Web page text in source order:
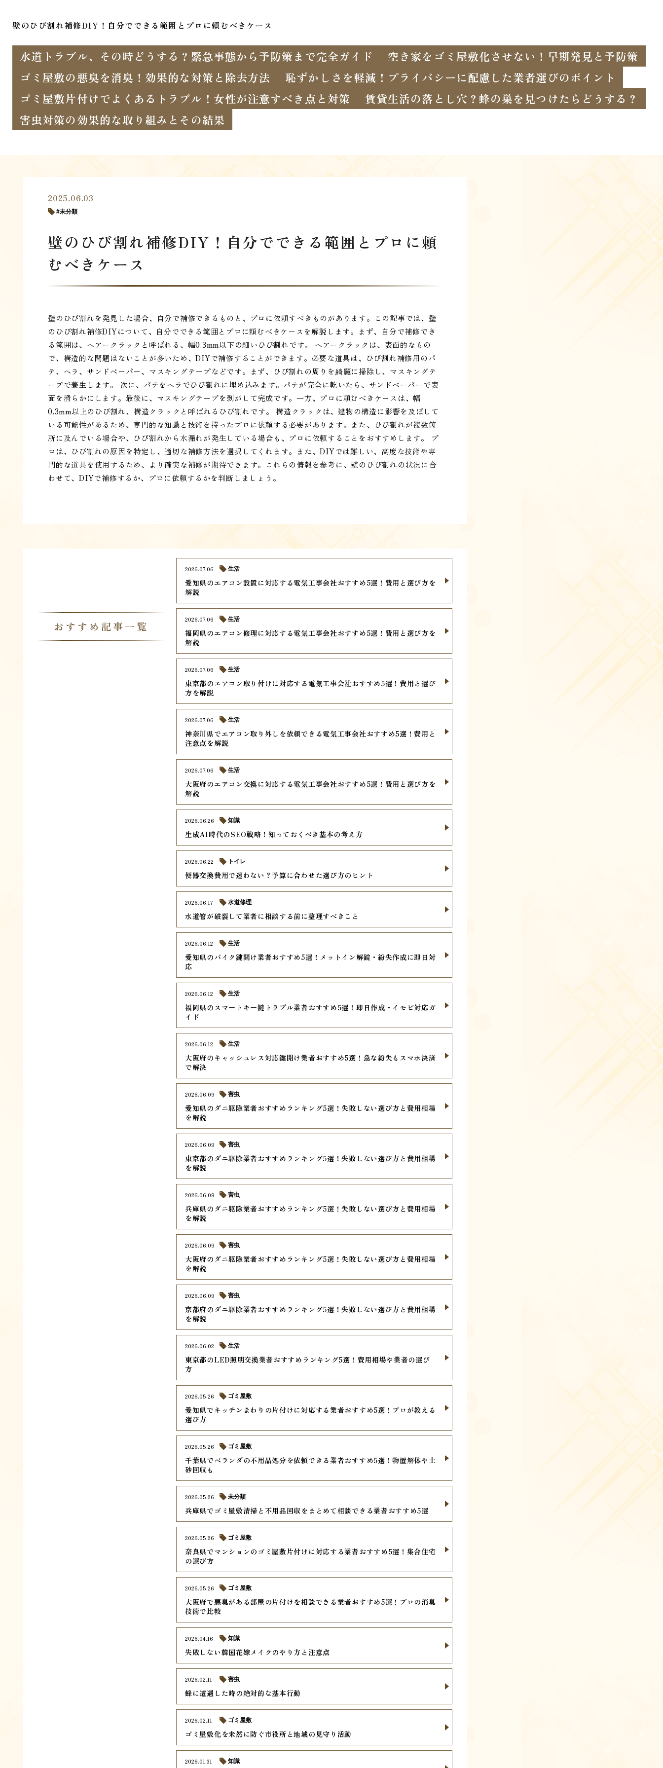
壁のひび割れ補修DIY！自分でできる範囲とプロに頼むべきケース
水道トラブル、その時どうする？緊急事態から予防策まで完全ガイド
空き家をゴミ屋敷化させない！早期発見と予防策
ゴミ屋敷の悪臭を消臭！効果的な対策と除去方法
恥ずかしさを軽減！プライバシーに配慮した業者選びのポイント
ゴミ屋敷片付けでよくあるトラブル！女性が注意すべき点と対策
賃貸生活の落とし穴？蜂の巣を見つけたらどうする？
害虫対策の効果的な取り組みとその結果
2025.06.03
未分類
壁のひび割れ補修DIY！自分でできる範囲とプロに頼
むべきケース
壁のひび割れを発見した場合、自分で補修できるものと、プロに依頼すべきものがあります。この記事では、壁
のひび割れ補修DIYについて、自分でできる範囲とプロに頼むべきケースを解説します。まず、自分で補修でき
る範囲は、ヘアークラックと呼ばれる、幅0.3mm以下の細いひび割れです。 ヘアークラックは、表面的なもの
で、構造的な問題はないことが多いため、DIYで補修することができます。必要な道具は、ひび割れ補修用のパ
テ、ヘラ、サンドペーパー、マスキングテープなどです。まず、ひび割れの周りを綺麗に掃除し、マスキングテ
ープで養生します。 次に、パテをヘラでひび割れに埋め込みます。パテが完全に乾いたら、サンドペーパーで表
面を滑らかにします。最後に、マスキングテープを剥がして完成です。一方、プロに頼むべきケースは、幅
0.3mm以上のひび割れ、構造クラックと呼ばれるひび割れです。 構造クラックは、建物の構造に影響を及ぼして
いる可能性があるため、専門的な知識と技術を持ったプロに依頼する必要があります。また、ひび割れが複数箇
所に及んでいる場合や、ひび割れから水漏れが発生している場合も、プロに依頼することをおすすめします。 プ
ロは、ひび割れの原因を特定し、適切な補修方法を選択してくれます。また、DIYでは難しい、高度な技術や専
門的な道具を使用するため、より確実な補修が期待できます。これらの情報を参考に、壁のひび割れの状況に合
わせて、DIYで補修するか、プロに依頼するかを判断しましょう。
おすすめ記事一覧
愛知県のエアコン設置に対応する電気工事会社おすすめ5選！費用と選び方を
解説
2026.07.06 生活
福岡県のエアコン修理に対応する電気工事会社おすすめ5選！費用と選び方を
解説
2026.07.06 生活
東京都のエアコン取り付けに対応する電気工事会社おすすめ5選！費用と選び
方を解説
2026.07.06 生活
神奈川県でエアコン取り外しを依頼できる電気工事会社おすすめ5選！費用と
注意点を解説
2026.07.06 生活
大阪府のエアコン交換に対応する電気工事会社おすすめ5選！費用と選び方を
解説
2026.07.06 生活
生成AI時代のSEO戦略！知っておくべき基本の考え方
2026.06.26 知識
便器交換費用で迷わない？予算に合わせた選び方のヒント
2026.06.22 トイレ
水道管が破裂して業者に相談する前に整理すべきこと
2026.06.17 水道修理
愛知県のバイク鍵開け業者おすすめ5選！メットイン解錠・紛失作成に即日対
応
2026.06.12 生活
福岡県のスマートキー鍵トラブル業者おすすめ5選！即日作成・イモビ対応ガ
イド
2026.06.12 生活
大阪府のキャッシュレス対応鍵開け業者おすすめ5選！急な紛失もスマホ決済
で解決
2026.06.12 生活
愛知県のダニ駆除業者おすすめランキング5選！失敗しない選び方と費用相場
を解説
2026.06.09 害虫
東京都のダニ駆除業者おすすめランキング5選！失敗しない選び方と費用相場
を解説
2026.06.09 害虫
兵庫県のダニ駆除業者おすすめランキング5選！失敗しない選び方と費用相場
を解説
2026.06.09 害虫
大阪府のダニ駆除業者おすすめランキング5選！失敗しない選び方と費用相場
を解説
2026.06.09 害虫
京都府のダニ駆除業者おすすめランキング5選！失敗しない選び方と費用相場
を解説
2026.06.09 害虫
東京都のLED照明交換業者おすすめランキング5選！費用相場や業者の選び
方
2026.06.02 生活
愛知県でキッチンまわりの片付けに対応する業者おすすめ5選！プロが教える
選び方
2026.05.26 ゴミ屋敷
千葉県でベランダの不用品処分を依頼できる業者おすすめ5選！物置解体や土
砂回収も
2026.05.26 ゴミ屋敷
兵庫県でゴミ屋敷清掃と不用品回収をまとめて相談できる業者おすすめ5選
2026.05.26 未分類
奈良県でマンションのゴミ屋敷片付けに対応する業者おすすめ5選！集合住宅
の選び方
2026.05.26 ゴミ屋敷
大阪府で悪臭がある部屋の片付けを相談できる業者おすすめ5選！プロの消臭
技術で比較
2026.05.26 ゴミ屋敷
失敗しない韓国花嫁メイクのやり方と注意点
2026.04.16 知識
蜂に遭遇した時の絶対的な基本行動
2026.02.11 害虫
ゴミ屋敷化を未然に防ぐ市役所と地域の見守り活動
2026.02.11 ゴミ屋敷
2026.01.31 知識